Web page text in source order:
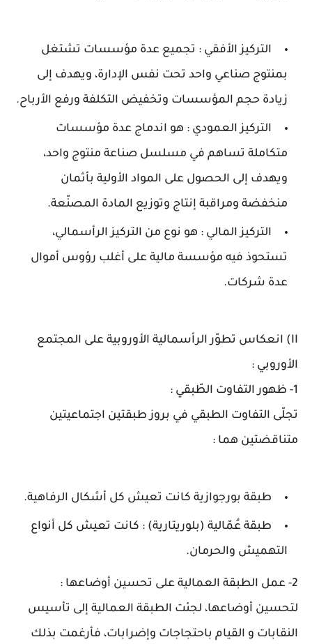
التركيز الأفقي : تجميع عدة مؤسسات تشتغل
بمنتوج صناعي واحد تحت نفس الإدارة، ويهدف إلى
زيادة حجم المؤسسات وتخفيض التكلفة ورفع الأرباح.
التركيز العمودي : هو اندماج عدة مؤسسات
متكاملة تساهم في مسلسل صناعة منتوج واحد،
ويهدف إلى الحصول على المواد الأولية بأثمان
منخفضة ومراقبة إنتاج وتوزيع المادة المصنّعة.
التركيز المالي : هو نوع من التركيز الرأسمالي،
تستحوذ فيه مؤسسة مالية على أغلب رؤوس أموال
عدة شركات.
II) انعكاس تطوّر الرأسمالية الأوروبية على المجتمع
الأوروبي :
1- ظهور التفاوت الطّبقي :
تجلّى التفاوت الطبقي في بروز طبقتين اجتماعيتين
متناقضتين هما :
طبقة بورجوازية كانت تعيش كل أشكال الرفاهية.
طبقة عُمّالية (بلوريتارية) : كانت تعيش كل أنواع
التهميش والحرمان.
2- عمل الطبقة العمالية على تحسين أوضاعها :
لتحسين أوضاعها، لجئت الطبقة العمالية إلى تأسيس
النقابات و القيام باحتجاجات وإضرابات، فأرغمت بذلك